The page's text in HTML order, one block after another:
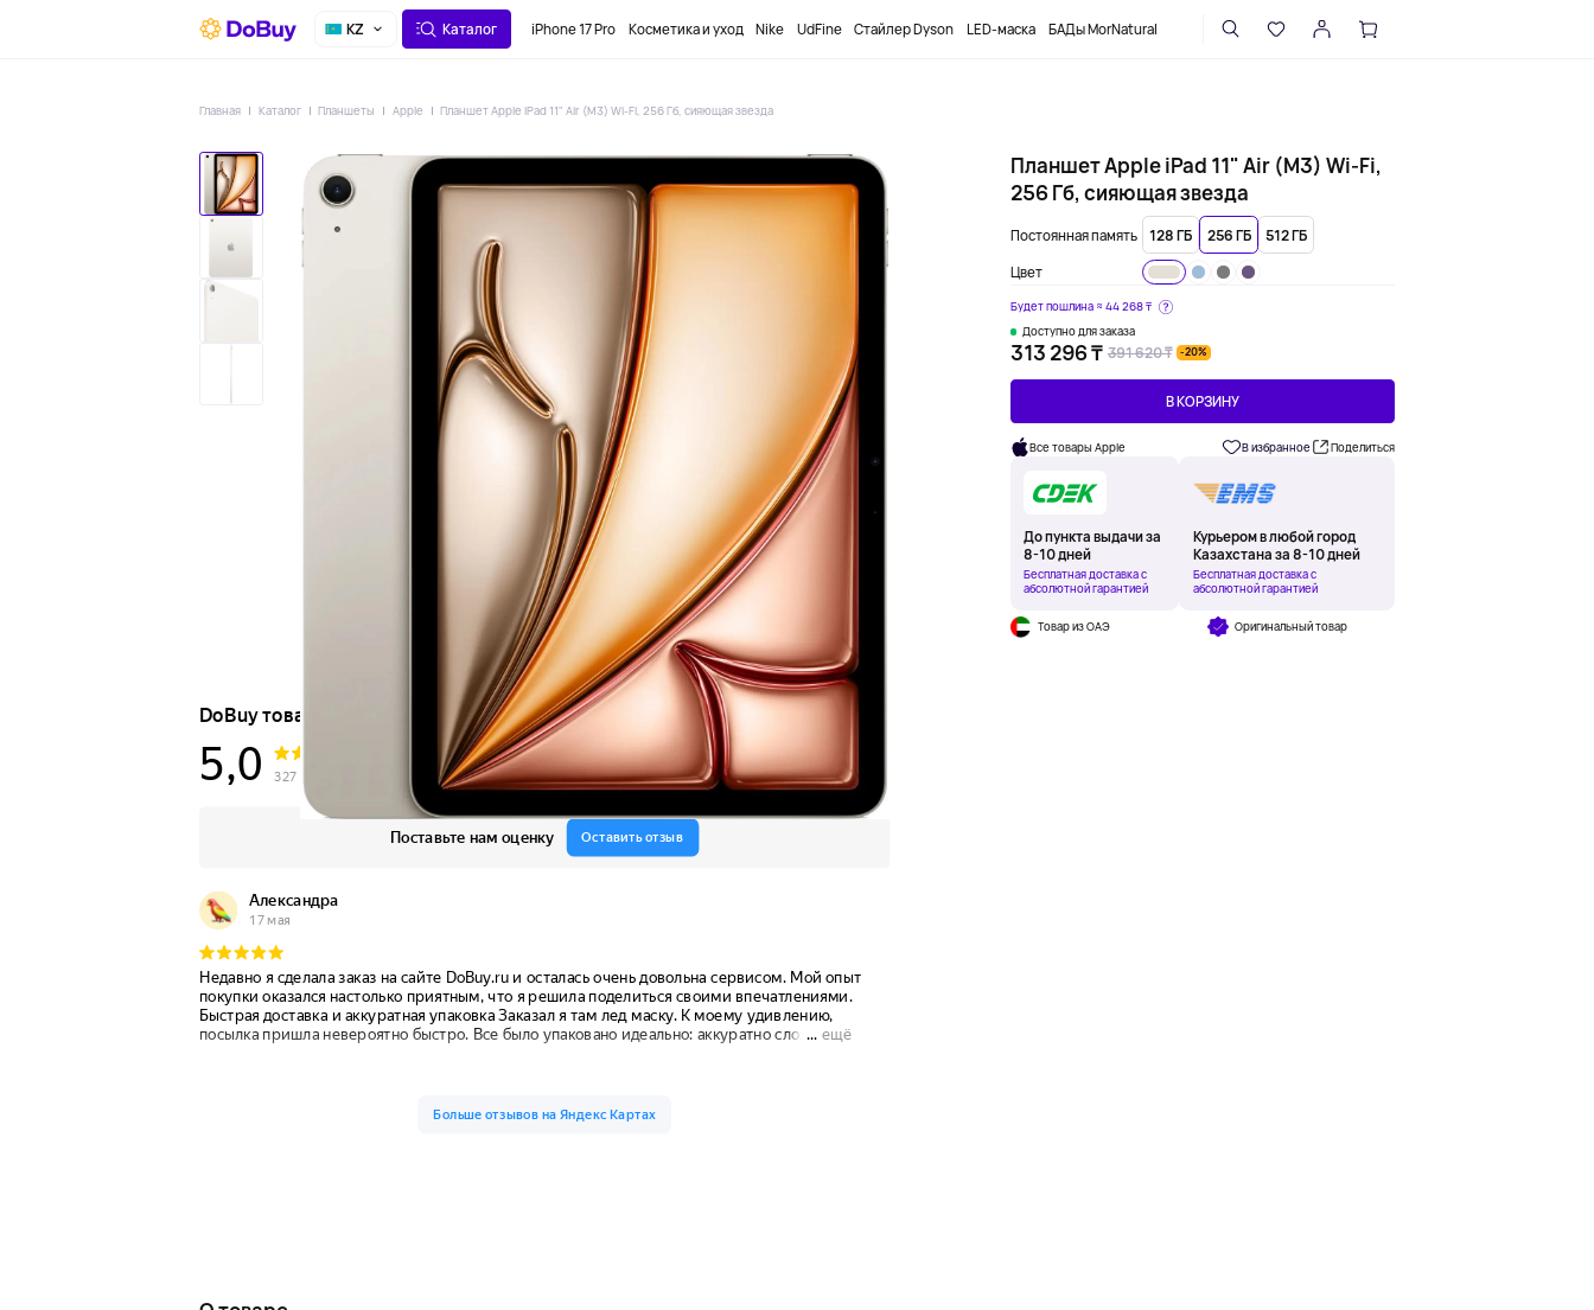
KZ Каталог iPhone 17 Pro Косметика и уход Nike UdFine Стайлер Dyson LED-маска БАДы MorNatural
Главная Каталог Планшеты Apple Планшет Apple iPad 11" Air (M3) Wi-Fi, 256 Гб, сияющая звезда
Планшет Apple iPad 11" Air (M3) Wi-Fi,
256 Гб, сияющая звезда
Постоянная память 128 ГБ 256 ГБ 512 ГБ
Цвет
313 296 ₸ 391 620 ₸ -20%
Доступно для заказа
Будет пошлина ≈ 44 268 ₸
В КОРЗИНУ
Все товары Apple В избранное Поделиться
До пункта выдачи за
8-10 дней
Бесплатная доставка с
абсолютной гарантией
Курьером в любой город
Казахстана за 8-10 дней
Бесплатная доставка с
абсолютной гарантией
Товар из ОАЭ Оригинальный товар